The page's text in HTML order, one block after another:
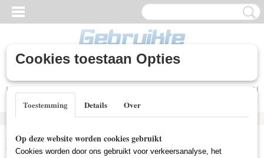
Inloggen
UW WINKELWAGEN
Home >Gebruikte DVD's>Drama DVD Gebruikt
(Gebruikt)
Cookies toestaan Opties
Toestemming Details Over
Op deze website worden cookies gebruikt
Cookies worden door ons gebruikt voor verkeersanalyse, het